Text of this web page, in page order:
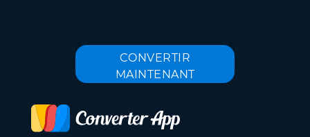
CONVERTIR
MAINTENANT